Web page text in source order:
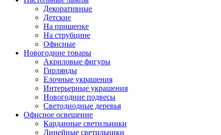
Декоративные
Детские
На прищепке
На струбцине
Офисные
Новогодние товары
Акриловые фигуры
Гирлянды
Елочные украшения
Интерьерные украшения
Новогодние подвесы
Светодиодные деревья
Офисное освещение
Карданные светильники
Линейные светильники